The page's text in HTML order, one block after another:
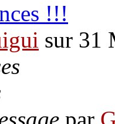
!!!
sur 31